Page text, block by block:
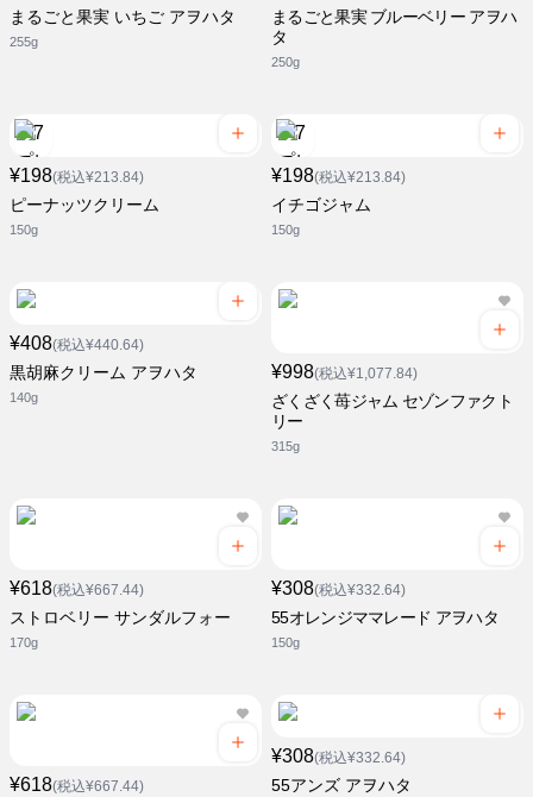
まるごと果実 いちご アヲハタ
255g
まるごと果実 ブルーベリー アヲハ
タ
250g
¥198(税込¥213.84)
ピーナッツクリーム
150g
¥198(税込¥213.84)
イチゴジャム
150g
¥408(税込¥440.64)
黒胡麻クリーム アヲハタ
140g
¥998(税込¥1,077.84)
ざくざく苺ジャム セゾンファクト
リー
315g
¥618(税込¥667.44)
ストロベリー サンダルフォー
170g
¥308(税込¥332.64)
55オレンジママレード アヲハタ
150g
¥618(税込¥667.44)
¥308(税込¥332.64)
55アンズ アヲハタ